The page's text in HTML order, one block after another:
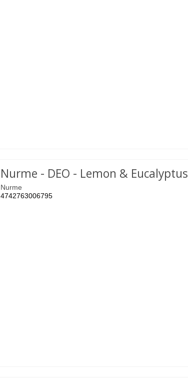
Nurme - DEO - Lemon & Eucalyptus
Nurme
4742763006795